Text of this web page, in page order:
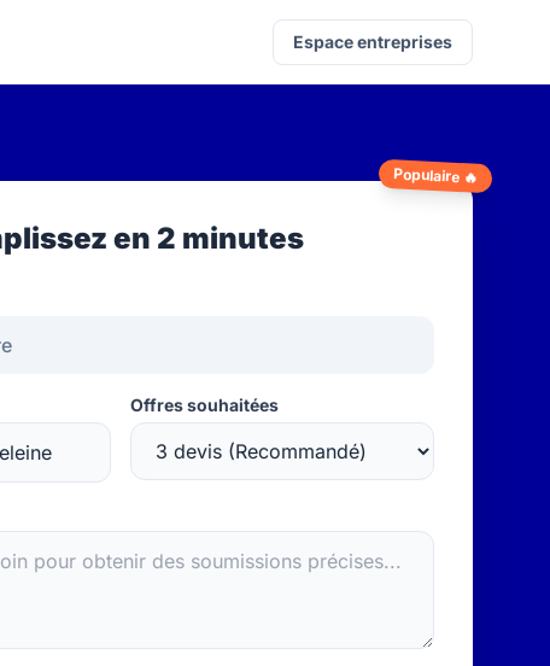
Espace entreprises
Populaire 🔥
en 2 minutes
Offres souhaitées